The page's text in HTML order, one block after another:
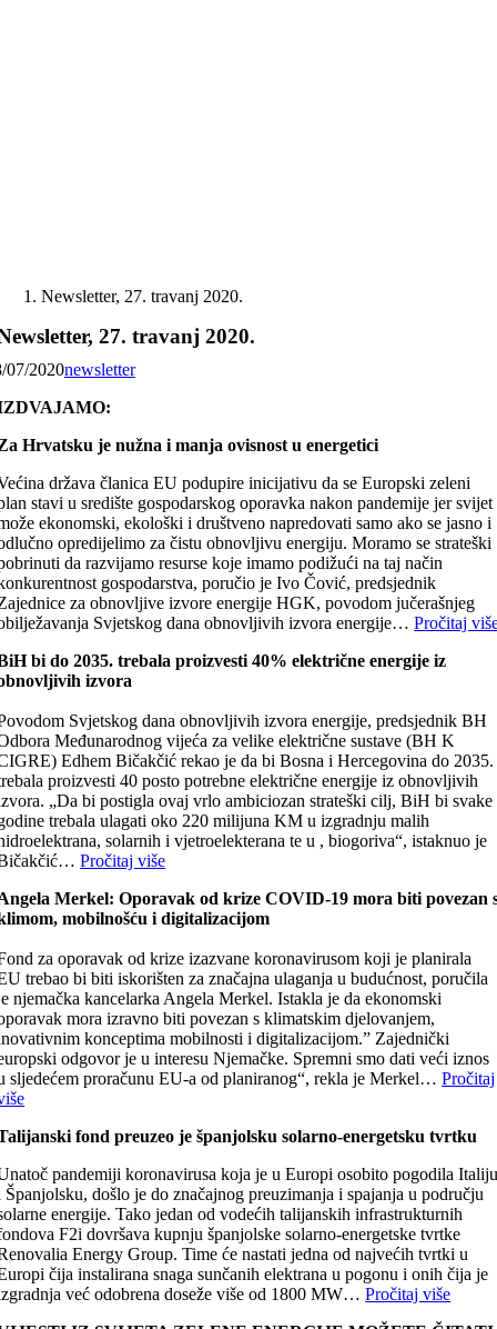
Newsletter, 27. travanj 2020.
27. travanj 2020.
07/2020newsletter
Hrvatsku je nužna i manja ovisnost u energetici
država članica EU podupire inicijativu da se Europski zeleni
stavi u središte gospodarskog oporavka nakon pandemije jer svijet
ekonomski, ekološki i društveno napredovati samo ako se jasno i
opredijelimo za čistu obnovljivu energiju. Moramo se strateški
da razvijamo resurse koje imamo podižući na taj način
gospodarstva, poručio je Ivo Čović, predsjednik
za obnovljive izvore energije HGK, povodom jučerašnjeg
Svjetskog dana obnovljivih izvora energije…Pročitaj
bi do 2035. trebala proizvesti 40% električne energije iz
izvora
Svjetskog dana obnovljivih izvora energije, predsjednik BH
Međunarodnog vijeća za velike električne sustave (BH K
Edhem Bičakčić rekao je da bi Bosna i Hercegovina do 2035.
proizvesti 40 posto potrebne električne energije iz obnovljivih
„Da bi postigla ovaj vrlo ambiciozan strateški cilj, BiH bi svake
trebala ulagati oko 220 milijuna KM u izgradnju malih
solarnih i vjetroelekterana te u , biogoriva“, istaknuo je
Pročitaj više
Merkel: Oporavak od krize COVID-19 mora biti povezan
mobilnošću i digitalizacijom
za oporavak od krize izazvane koronavirusom koji je planirala
trebao bi biti iskorišten za značajna ulaganja u budućnost, poručila
njemačka kancelarka Angela Merkel. Istakla je da ekonomski
mora izravno biti povezan s klimatskim djelovanjem,
konceptima mobilnosti i digitalizacijom.” Zajednički
odgovor je u interesu Njemačke. Spremni smo dati veći iznos
sljedećem proračunu EU-a od planiranog“, rekla je Merkel…Pročitaj
fond preuzeo je španjolsku solarno-energetsku tvrtku
pandemiji koronavirusa koja je u Europi osobito pogodila
Španjolsku, došlo je do značajnog preuzimanja i spajanja u području
energije. Tako jedan od vodećih talijanskih infrastrukturnih
F2i dovršava kupnju španjolske solarno-energetske tvrtke
Energy Group. Time će nastati jedna od najvećih tvrtki u
čija instalirana snaga sunčanih elektrana u pogonu i onih čija je
već odobrena doseže više od 1800 MW…Pročitaj više